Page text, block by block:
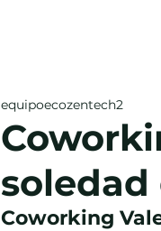
equipoecozentech2
Coworking